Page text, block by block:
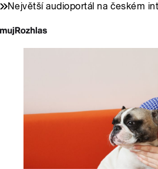
Největší audioportál na českém